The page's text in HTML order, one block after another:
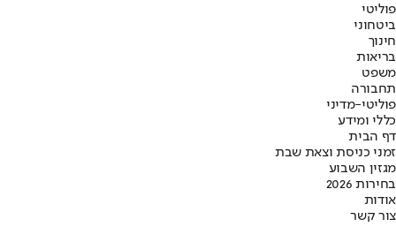
פוליטי
ביטחוני
חינוך
בריאות
משפט
תחבורה
פוליטי-מדיני
כללי ומידע
דף הבית
זמני כניסת וצאת שבת
מגזין השבוע
בחירות 2026
אודות
צור קשר